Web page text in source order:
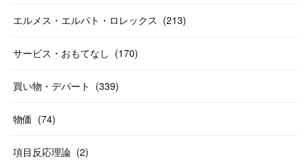
(26
(14
(46
(20
(31
58)
10
(20
エルメス・エルパト・ロレックス (213)
サービス・おもてなし (170)
買い物・デパート (339)
物価 (74)
項目反応理論 (2)